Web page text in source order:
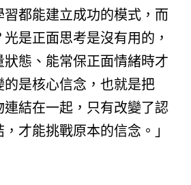
都能建立成功的模式，而
是正面思考是沒有用的，
狀態、能常保正面情緒時才
的是核心信念，也就是把
連結在一起，只有改變了認
才能挑戰原本的信念。」